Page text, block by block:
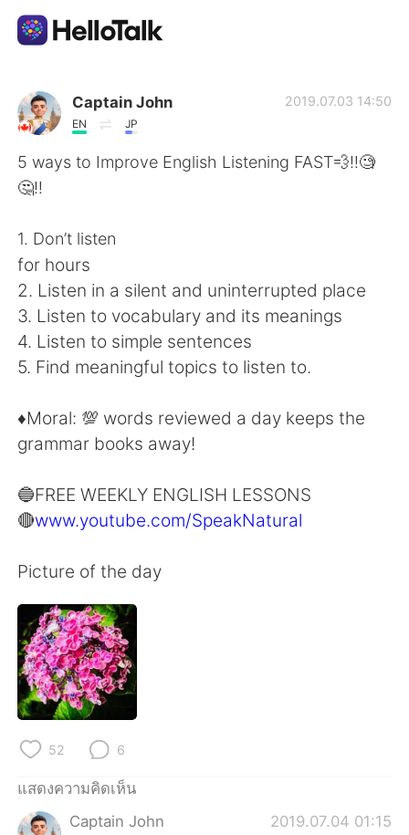
แอปแลกเปลี่ยนทางภาษา
AI Grammar Checker
ไทย
English
繁體中文 Español
العربية Français
Deutsch 日本語
Indonesia Italiano
Captain John
EN JP
2019.07.03 14:50
5 ways to Improve English Listening FAST💨‼️🧐
🤔‼️
1. Don’t listen
for hours
2. Listen in a silent and uninterrupted place
3. Listen to vocabulary and its meanings
4. Listen to simple sentences
5. Find meaningful topics to listen to.
♦️Moral: 💯 words reviewed a day keeps the
grammar books away!
🔵FREE WEEKLY ENGLISH LESSONS
🔴www.youtube.com/SpeakNatural
Picture of the day
52 6
แสดงความคิดเห็น
Captain John
2019.07.04 01:15